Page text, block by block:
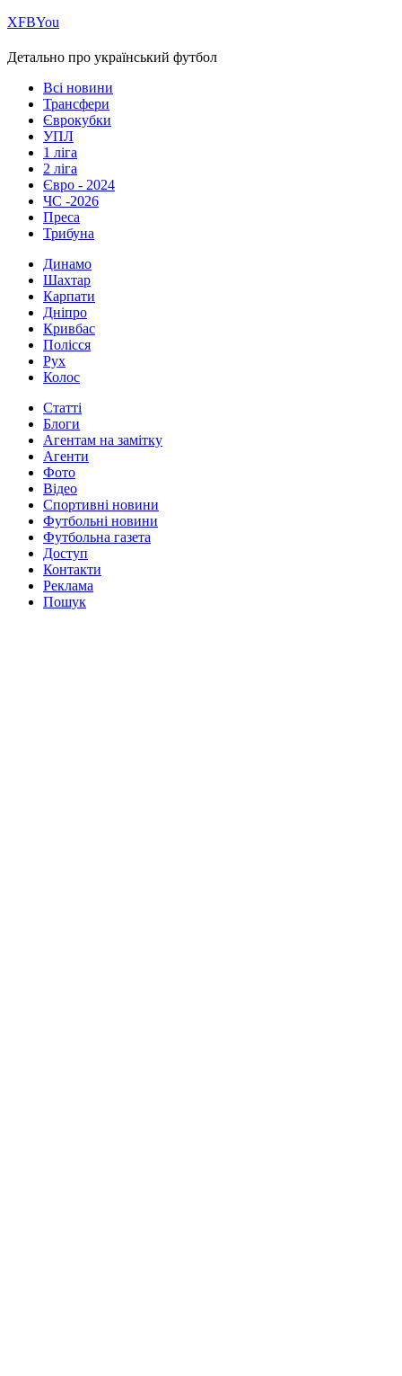
ХFBYou
Детально про український футбол
Всі новини
Трансфери
Єврокубки
УПЛ
1 ліга
2 ліга
Євро - 2024
ЧС -2026
Преса
Трибуна
Динамо
Шахтар
Карпати
Дніпро
Кривбас
Полісся
Рух
Колос
Статті
Блоги
Агентам на замітку
Агенти
Фото
Відео
Спортивні новини
Футбольні новини
Футбольна газета
Доступ
Контакти
Реклама
Пошук